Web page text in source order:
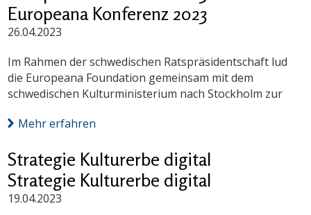
Europeana Konferenz 2023
26.04.2023
Im Rahmen der schwedischen Ratspräsidentschaft lud
die Europeana Foundation gemeinsam mit dem
schwedischen Kulturministerium nach Stockholm zur
Mehr erfahren
Strategie Kulturerbe digital
Strategie Kulturerbe digital
19.04.2023